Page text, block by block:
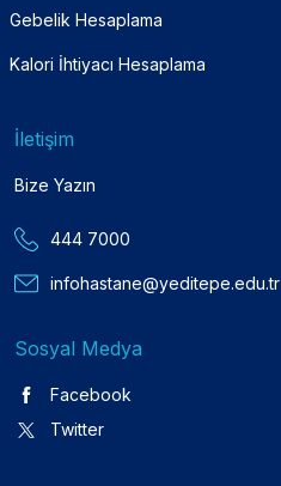
Gebelik Hesaplama
Kalori İhtiyacı Hesaplama
İletişim
Bize Yazın
444 7000
infohastane@yeditepe.edu.tr
Sosyal Medya
Facebook
Twitter